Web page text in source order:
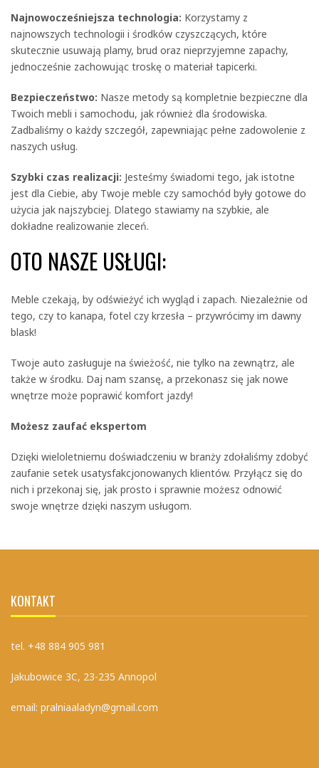
Najnowocześniejsza technologia: Korzystamy z
najnowszych technologii i środków czyszczących, które
skutecznie usuwają plamy, brud oraz nieprzyjemne zapachy,
jednocześnie zachowując troskę o materiał tapicerki.
Bezpieczeństwo: Nasze metody są kompletnie bezpieczne dla
Twoich mebli i samochodu, jak również dla środowiska.
Zadbaliśmy o każdy szczegół, zapewniając pełne zadowolenie z
naszych usług.
Szybki czas realizacji: Jesteśmy świadomi tego, jak istotne
jest dla Ciebie, aby Twoje meble czy samochód były gotowe do
użycia jak najszybciej. Dlatego stawiamy na szybkie, ale
dokładne realizowanie zleceń.
OTO NASZE USŁUGI:
Meble czekają, by odświeżyć ich wygląd i zapach. Niezależnie od
tego, czy to kanapa, fotel czy krzesła – przywrócimy im dawny
blask!
Twoje auto zasługuje na świeżość, nie tylko na zewnątrz, ale
także w środku. Daj nam szansę, a przekonasz się jak nowe
wnętrze może poprawić komfort jazdy!
Możesz zaufać ekspertom
Dzięki wieloletniemu doświadczeniu w branży zdołaliśmy zdobyć
zaufanie setek usatysfakcjonowanych klientów. Przyłącz się do
nich i przekonaj się, jak prosto i sprawnie możesz odnowić
swoje wnętrze dzięki naszym usługom.
KONTAKT
tel. +48 884 905 981
Jakubowice 3C, 23-235 Annopol
email: pralniaaladyn@gmail.com